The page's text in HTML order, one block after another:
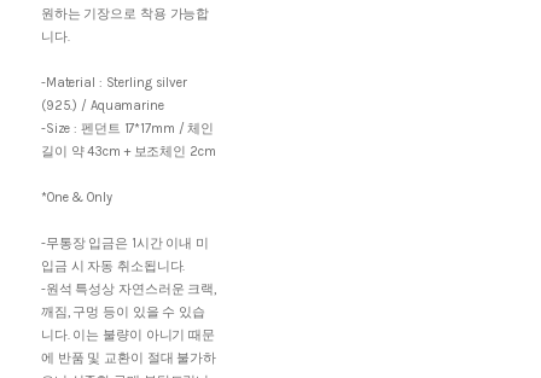
원하는 기장으로 착용 가능합
니다.
-Material : Sterling silver
(925.) / Aquamarine
-Size : 펜던트 17*17mm / 체인
길이 약 43cm + 보조체인 2cm
*One & Only
-무통장 입금은 1시간 이내 미
입금 시 자동 취소됩니다.
-원석 특성상 자연스러운 크랙,
깨짐, 구멍 등이 있을 수 있습
니다. 이는 불량이 아니기 때문
에 반품 및 교환이 절대 불가하